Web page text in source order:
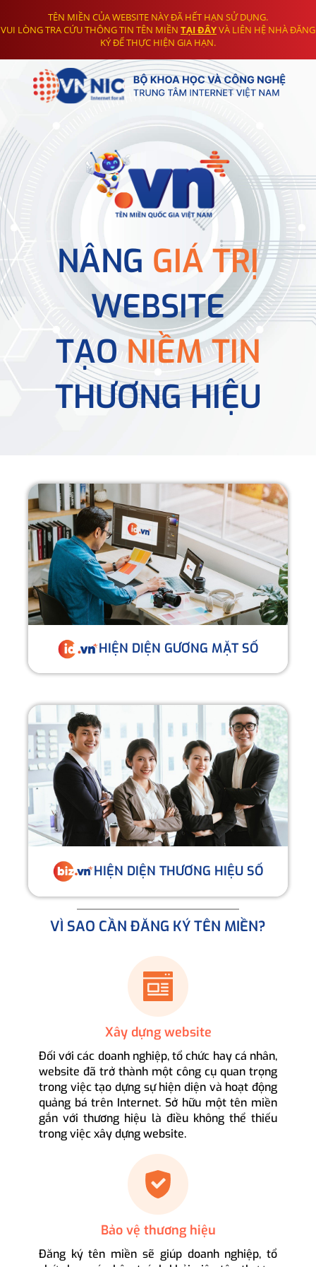
TÊN MIỀN CỦA WEBSITE NÀY ĐÃ HẾT HẠN SỬ DỤNG.
VUI LÒNG TRA CỨU THÔNG TIN TÊN MIỀN TẠI ĐÂYVÀ LIÊN HỆ NHÀ ĐĂNG
KÝ ĐỂ THỰC HIỆN GIA HẠN.
NÂNG GIÁ TRỊ
WEBSITE
TẠONIỀM TIN
THƯƠNG HIỆU
HIỆN DIỆN GƯƠNG MẶT SỐ
HIỆN DIỆN THƯƠNG HIỆU SỐ
VÌ SAO CẦN ĐĂNG KÝ TÊN MIỀN?
Xây dựng website
Đối với các doanh nghiệp, tổ chức hay cá nhân,
website đã trở thành một công cụ quan trọng
trong việc tạo dựng sự hiện diện và hoạt động
quảng bá trên Internet. Sở hữu một tên miền
gắn với thương hiệu là điều không thể thiếu
trong việc xây dựng website.
Bảo vệ thương hiệu
Đăng ký tên miền sẽ giúp doanh nghiệp, tổ